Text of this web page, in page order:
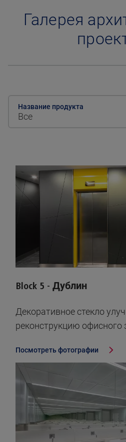
Галерея
Название продукта
Все
Block 5 - Дублин
Декоративное стекло
реконструкцию офисного
Посмотреть фотографии